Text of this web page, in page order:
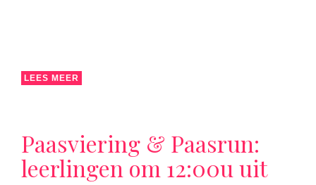
LEES MEER
Paasviering & Paasrun:
leerlingen om 12:00u uit